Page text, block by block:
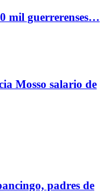
mil guerrerenses…
Mosso salario de
padres de